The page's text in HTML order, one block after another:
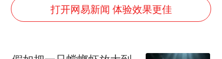
新疆一婚礼线上邀请引热议
《龙餐馆》 冲奖
打开网易新闻 体验效果更佳